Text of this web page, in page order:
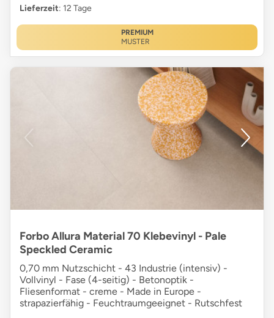
Lieferzeit: 12 Tage
PREMIUM
MUSTER
Forbo Allura Material 70 Klebevinyl - Pale
Speckled Ceramic
0,70 mm Nutzschicht - 43 Industrie (intensiv) -
Vollvinyl - Fase (4-seitig) - Betonoptik -
Fliesenformat - creme - Made in Europe -
strapazierfähig - Feuchtraumgeeignet - Rutschfest